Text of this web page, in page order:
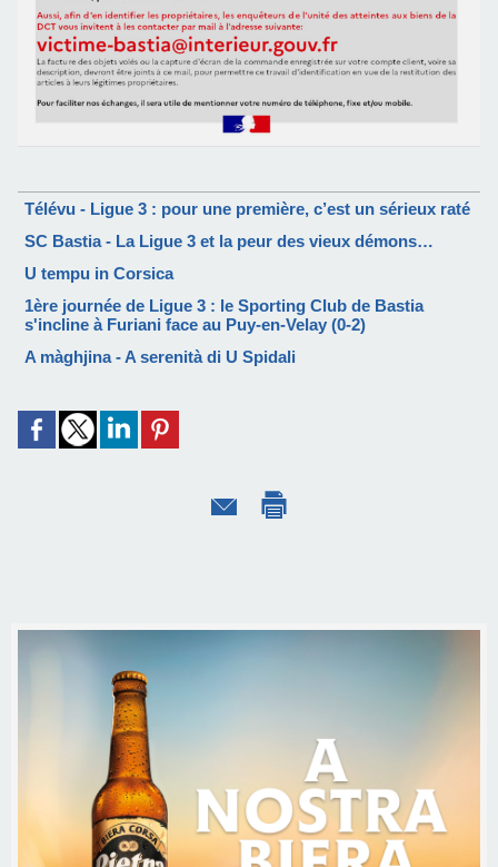
Télévu - Ligue 3 : pour une première, c’est un sérieux raté
SC Bastia - La Ligue 3 et la peur des vieux démons…
U tempu in Corsica
1ère journée de Ligue 3 : le Sporting Club de Bastia
s'incline à Furiani face au Puy-en-Velay (0-2)
A màghjina - A serenità di U Spidali